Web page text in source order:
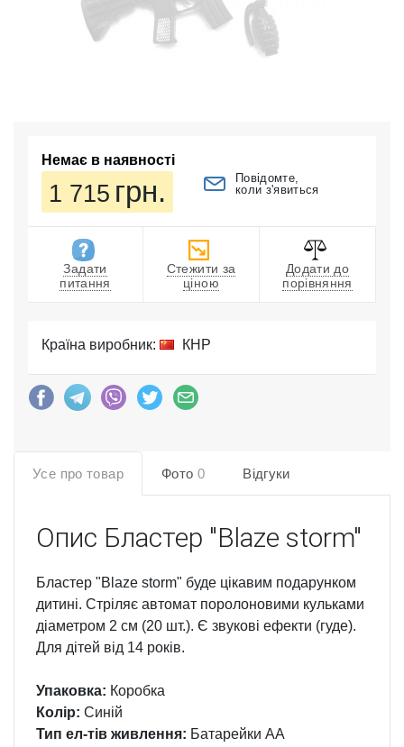
Немає в наявності
1 715 грн.
Повідомте,
коли з'явиться
Задати
питання
Стежити за
ціною
Додати до
порівняння
Країна виробник: КНР
Усе про товар Фото 0 Відгуки
Опис Бластер "Blaze storm"
Бластер "Blaze storm" буде цікавим подарунком
дитині. Стріляє автомат поролоновими кульками
діаметром 2 см (20 шт.). Є звукові ефекти (гуде).
Для дітей від 14 років.
Упаковка: Коробка
Колір: Синій
Тип ел-тів живлення: Батарейки АА